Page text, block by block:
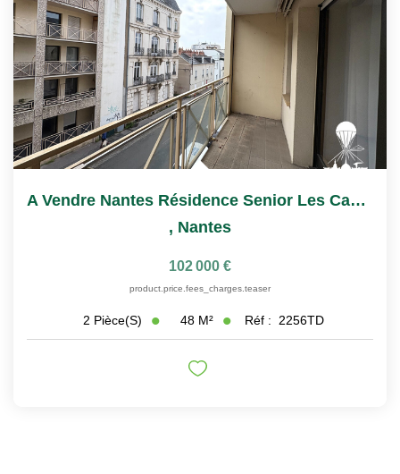
A Vendre Nantes Résidence Senior Les Castalies T2
, Nantes
102 000 €
product.price.fees_charges.teaser
2 Pièce(s) 48 M² Réf : 2256TD